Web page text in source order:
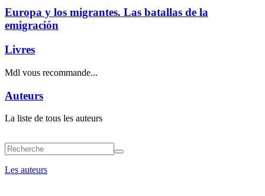
Europa y los migrantes. Las batallas de la
emigración
Livres
Mdl vous recommande...
Auteurs
La liste de tous les auteurs
Les auteurs